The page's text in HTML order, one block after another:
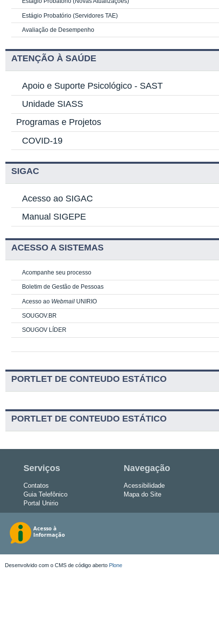
Estágio Probatório (Servidores TAE)
Avaliação de Desempenho
ATENÇÃO À SAÚDE
Apoio e Suporte Psicológico - SAST
Unidade SIASS
Programas e Projetos
COVID-19
SIGAC
Acesso ao SIGAC
Manual SIGEPE
ACESSO A SISTEMAS
Acompanhe seu processo
Boletim de Gestão de Pessoas
Acesso ao Webmail UNIRIO
SOUGOV.BR
SOUGOV LÍDER
PORTLET DE CONTEUDO ESTÁTICO
PORTLET DE CONTEUDO ESTÁTICO
Serviços
Contatos
Guia Telefônico
Portal Unirio
Navegação
Acessibilidade
Mapa do Site
Desenvolvido com o CMS de código aberto Plone